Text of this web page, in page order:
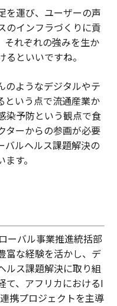
を運び、ユーザーの声
のインフラづくりに貢
それぞれの強みを生か
といいですね。
のようなデジタルやテ
という点で流通産業か
染予防という観点で食
ターからの参画が必要
バルヘルス課題解決の
す。
ーバル事業推進統括部
富な経験を活かし、デ
ルス課題解決に取り組
て、アフリカにおけるI
携プロジェクトを主導